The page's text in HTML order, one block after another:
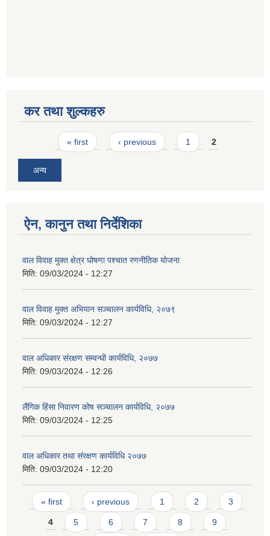
कर तथा शुल्कहरु
Pages« first ‹ previous 1 2
अन्य
ऐन, कानुन तथा निर्देशिका
वाल विवाह मुक्त क्षेत्र घोषणा पश्चात रणनीतिक योजना
मिति: 09/03/2024 - 12:27
वाल विवाह मुक्त अभियान सञ्चालन कार्यविधि, २०७९
मिति: 09/03/2024 - 12:27
वाल अधिकार संरक्षण सम्वन्धी कार्यविधि, २०७७
मिति: 09/03/2024 - 12:26
लैंगिक हिंसा निवारण कोष सञ्चालन कार्यविधि, २०७७
मिति: 09/03/2024 - 12:25
वाल अधिकार तथा संरक्षण कार्यविधि २०७७
मिति: 09/03/2024 - 12:20
Pages
« first ‹ previous 1 2 3
4 5 6 7 8 9